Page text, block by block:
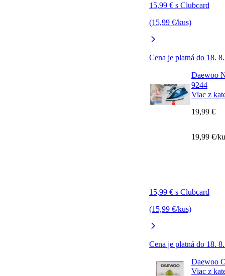
15,99 € s Clubcard
(15,99 €/kus)
Cena je platná do 18.
Daewoo
9244
Viac z
15,99 € s Clubcard
(15,99 €/kus)
Cena je platná do 18.
19,99 €
19,99 €/
Daewoo
Viac z